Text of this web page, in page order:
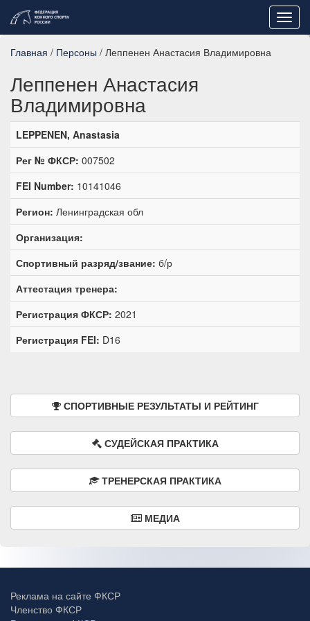
Главная / Персоны / Леппенен Анастасия Владимировна
Леппенен Анастасия
Владимировна
LEPPENEN, Anastasia
Рег № ФКСР: 007502
FEI Number: 10141046
Регион: Ленинградская обл
Организация:
Спортивный разряд/звание: б/р
Аттестация тренера:
Регистрация ФКСР: 2021
Регистрация FEI: D16
СПОРТИВНЫЕ РЕЗУЛЬТАТЫ И РЕЙТИНГ
СУДЕЙСКАЯ ПРАКТИКА
ТРЕНЕРСКАЯ ПРАКТИКА
МЕДИА
Реклама на сайте ФКСР
Членство ФКСР